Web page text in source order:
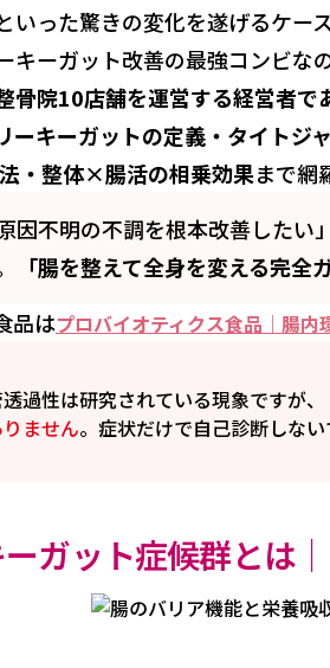
いった驚きの変化を遂げるケー
キーガット改善の最強コンビな
骨院10店舗を運営する経営者
ーキーガットの定義・タイトジ
・整体×腸活の相乗効果まで網
因不明の不調を根本改善したい
「腸を整えて全身を変える完全
品はプロバイオティクス食品｜腸内
過性は研究されている現象ですが
ません。症状だけで自己診断しな
ーガット症候群とは